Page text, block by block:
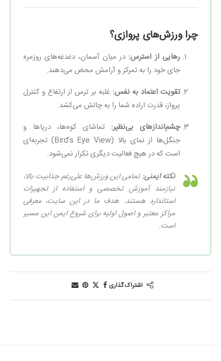
چرا ورزش‌های پروازی؟
رهایی از استرس: در میان آسمان، دغدغه‌های روزمره
جای خود را به تمرکز و آرامش محض می‌دهند.
تقویت اعتماد به نفس: غلبه بر ترس از ارتفاع و کنترل
پرواز، قدرت اراده شما را به چالش می‌کشد.
چشم‌اندازهای بی‌نظیر: تماشای کوه‌ها، دریاها و
جنگل‌ها از نمای بالا (Bird’s Eye View) تجربه‌ای
است که در هیچ فعالیت دیگری تکرار نمی‌شود.
نکته ایمنی:تمامی این ورزش‌ها علی‌رغم جذابیت بالا،
نیازمند آموزش تخصصی و استفاده از تجهیزات
استاندارد هستند. هدف ما در این سایت، معرفی
مراکز معتبر و اصول اولیه برای شروع ایمن این مسیر
است.
اشتراک گذاری